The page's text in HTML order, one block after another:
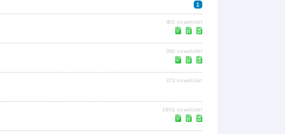
1
402 vizualizări
390 vizualizări
372 vizualizări
1.651 vizualizări